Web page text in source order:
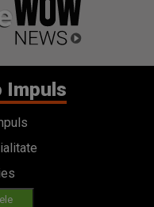
Impuls